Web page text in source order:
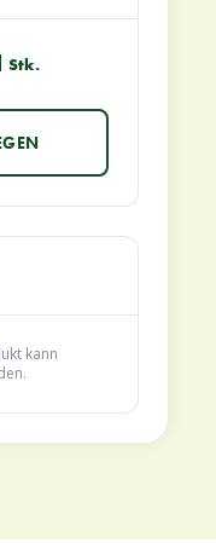
Stk.
kann